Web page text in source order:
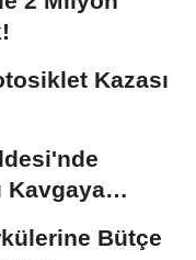
Kazası
Kavgaya
Bütçe